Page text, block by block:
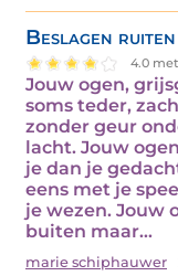
Beslagen ruiten
4.0
Jouw ogen,
soms teder,
zonder geur
lacht. Jouw
je dan je
eens met je
je wezen. Jouw
buiten maar…
marie schiphauwer